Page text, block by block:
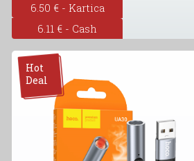
6.50 € - Kartica
6.11 € - Cash
Hot
Deal